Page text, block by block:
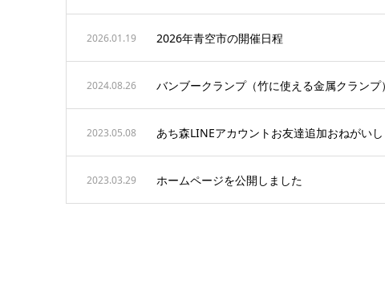
2026.01.19 2026年青空市の開催日程
2024.08.26 バンブークランプ（竹に使える金属クラン
2023.05.08 あち森LINEアカウントお友達追加おねがい
2023.03.29 ホームページを公開しました